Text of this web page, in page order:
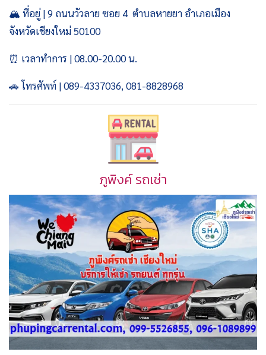
🏔️ ที่อยู่ | 9 ถนนวัวลาย ซอย 4 ตำบลหายยา อำเภอเมือง
จังหวัดเชียงใหม่ 50100
⏰ เวลาทำการ | 08.00-20.00 น.
🚗 โทรศัพท์ | 089-4337036, 081-8828968
ภูพิงค์ รถเช่า